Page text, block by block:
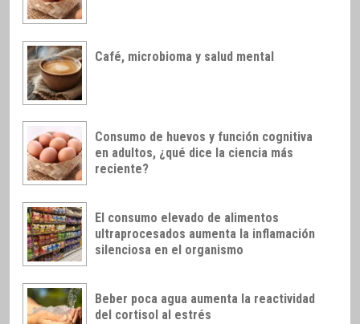
Café, microbioma y salud mental
Consumo de huevos y función cognitiva
en adultos, ¿qué dice la ciencia más
reciente?
El consumo elevado de alimentos
ultraprocesados aumenta la inflamación
silenciosa en el organismo
Beber poca agua aumenta la reactividad
del cortisol al estrés